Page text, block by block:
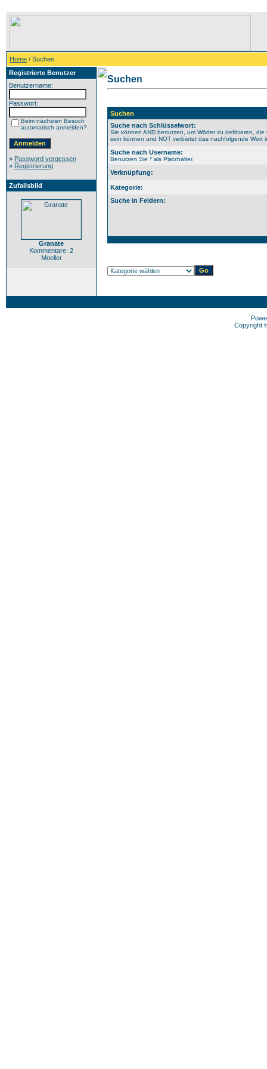
Home / Suchen
Registrierte Benutzer
Benutzername:
Passwort:
Beim nächsten Besuch
automatisch anmelden?
» Password vergessen
» Registrierung
Zufallsbild
Granate
Kommentare: 2
Moeller
Suchen
Suchen
Suche nach Schlüsselwort:
Sie können AND benutzen, um Wörter zu definieren,
sein können und NOT verbietet das nachfolgende Wort
Suche nach Username:
Benutzen Sie * als Platzhalter.
Verknüpfung:
Kategorie:
Suche in Feldern:
Copyright